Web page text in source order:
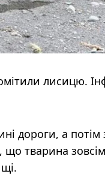
лисицю.
дороги, а потім
тварина